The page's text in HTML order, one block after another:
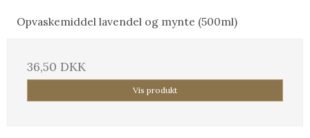
Opvaskemiddel lavendel og mynte (500ml)
36,50 DKK
Vis produkt